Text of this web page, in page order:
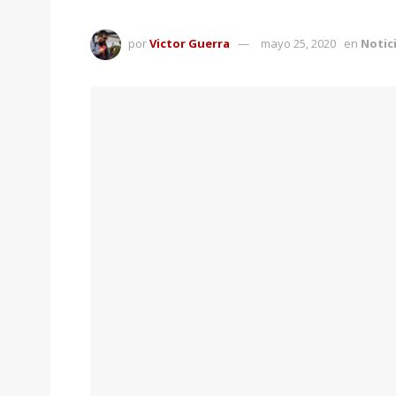
porVictor Guerra mayo 25, 2020 en